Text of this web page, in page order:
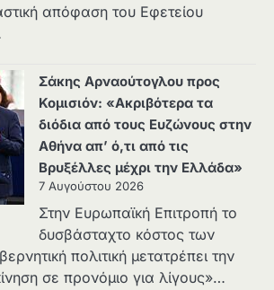
απόφαση του Εφετείου
Σάκης Αρναούτογλου προς
Κομισιόν: «Ακριβότερα τα
διόδια από τους Ευζώνους στην
Αθήνα απ’ ό,τι από τις
Βρυξέλλες μέχρι την Ελλάδα»
7 Αυγούστου 2026
Στην Ευρωπαϊκή Επιτροπή το
δυσβάσταχτο κόστος των
πολιτική μετατρέπει την
σε προνόμιο για λίγους»…